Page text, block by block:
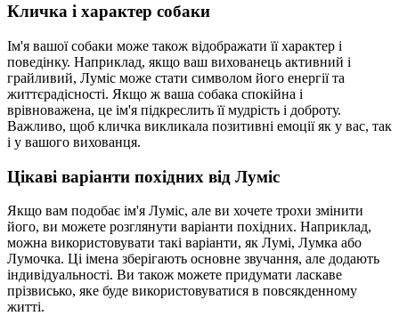
Кличка і характер собаки
Ім'я вашої собаки може також відображати її характер і
поведінку. Наприклад, якщо ваш вихованець активний і
грайливий, Луміс може стати символом його енергії та
життєрадісності. Якщо ж ваша собака спокійна і
врівноважена, це ім'я підкреслить її мудрість і доброту.
Важливо, щоб кличка викликала позитивні емоції як у вас, так
і у вашого вихованця.
Цікаві варіанти похідних від Луміс
Якщо вам подобає ім'я Луміс, але ви хочете трохи змінити
його, ви можете розглянути варіанти похідних. Наприклад,
можна використовувати такі варіанти, як Лумі, Лумка або
Лумочка. Ці імена зберігають основне звучання, але додають
індивідуальності. Ви також можете придумати ласкаве
прізвисько, яке буде використовуватися в повсякденному
житті.